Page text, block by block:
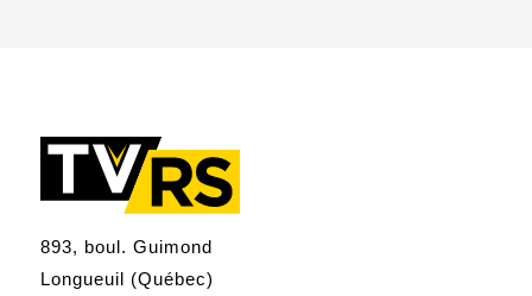
893, boul. Guimond
Longueuil (Québec)